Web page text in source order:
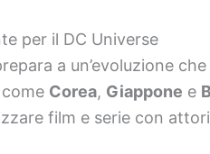
per il DC Universe
a un’evoluzione
Corea, Giappone e
film e serie con